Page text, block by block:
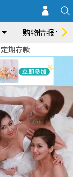
购物情报
定期存款